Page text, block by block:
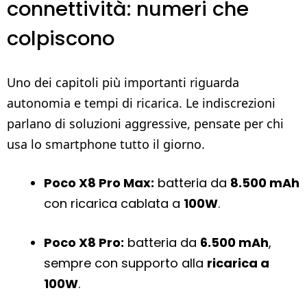
connettività: numeri che
colpiscono
Uno dei capitoli più importanti riguarda
autonomia e tempi di ricarica. Le indiscrezioni
parlano di soluzioni aggressive, pensate per chi
usa lo smartphone tutto il giorno.
Poco X8 Pro Max: batteria da 8.500 mAh
con ricarica cablata a 100W.
Poco X8 Pro: batteria da 6.500 mAh,
sempre con supporto alla ricarica a
100W.